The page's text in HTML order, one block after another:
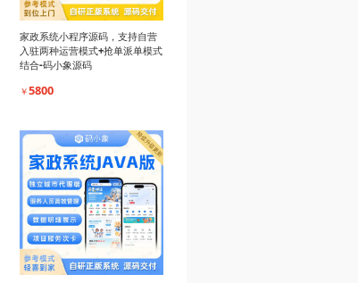
家政系统小程序源码，支持自营
入驻两种运营模式+抢单派单模式
结合-码小象源码
￥5800